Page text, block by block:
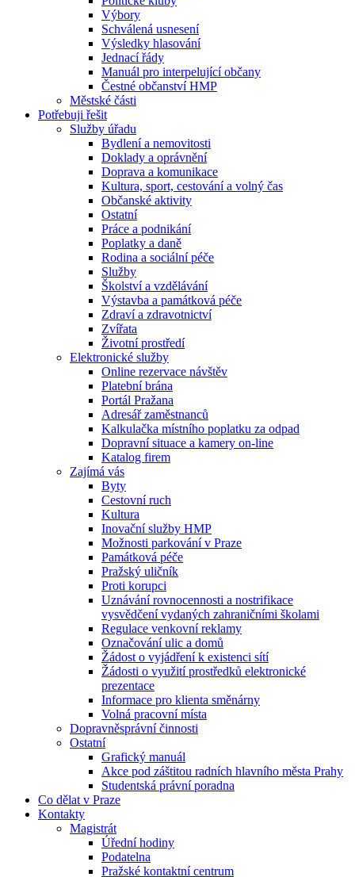
Výbory
Schválená usnesení
Výsledky hlasování
Jednací řády
Manuál pro interpelující občany
Čestné občanství HMP
Městské části
Potřebuji řešit
Služby úřadu
Bydlení a nemovitosti
Doklady a oprávnění
Doprava a komunikace
Kultura, sport, cestování a volný čas
Občanské aktivity
Ostatní
Práce a podnikání
Poplatky a daně
Rodina a sociální péče
Služby
Školství a vzdělávání
Výstavba a památková péče
Zdraví a zdravotnictví
Zvířata
Životní prostředí
Elektronické služby
Online rezervace návštěv
Platební brána
Portál Pražana
Adresář zaměstnanců
Kalkulačka místního poplatku za odpad
Dopravní situace a kamery on-line
Katalog firem
Zajímá vás
Byty
Cestovní ruch
Kultura
Inovační služby HMP
Možnosti parkování v Praze
Památková péče
Pražský uličník
Proti korupci
Uznávání rovnocennosti a nostrifikace
vysvědčení vydaných zahraničními školami
Regulace venkovní reklamy
Označování ulic a domů
Žádost o vyjádření k existenci sítí
Žádosti o využití prostředků elektronické
prezentace
Informace pro klienta směnárny
Volná pracovní místa
Dopravněsprávní činnosti
Ostatní
Grafický manuál
Akce pod záštitou radních hlavního města Prahy
Studentská právní poradna
Co dělat v Praze
Kontakty
Magistrát
Úřední hodiny
Podatelna
Pražské kontaktní centrum